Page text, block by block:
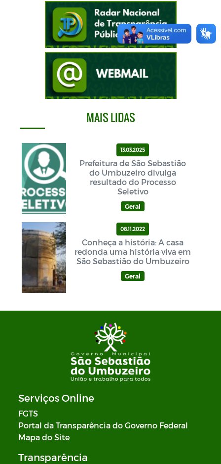
MAIS LIDAS
13.03.2025
Prefeitura de São Sebastião
do Umbuzeiro divulga
resultado do Processo
Seletivo
Geral
08.11.2022
Conheça a história: A casa
redonda uma história viva em
São Sebastião do Umbuzeiro
Geral
Serviços Online
FGTS
Portal da Transparência do Governo Federal
Mapa do Site
Transparência